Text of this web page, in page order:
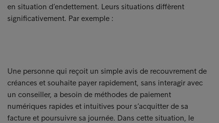
en situation d’endettement. Leurs situations diffèrent
significativement. Par exemple :
Une personne qui reçoit un simple avis de recouvrement de
créances et souhaite payer rapidement, sans interagir avec
un conseiller, a besoin de méthodes de paiement
numériques rapides et intuitives pour s’acquitter de sa
facture et poursuivre sa journée. Dans cette situation, le